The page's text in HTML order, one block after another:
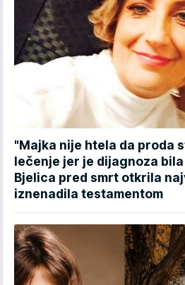
"Majka nije htela da proda
lečenje jer je dijagnoza
Bjelica pred smrt otkrila
iznenadila testamentom